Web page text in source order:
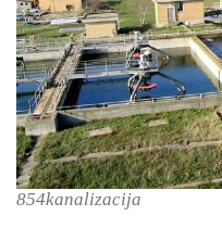
854kanalizacija